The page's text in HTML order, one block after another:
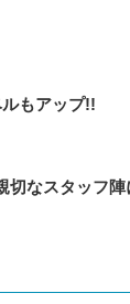
もアップ!!
切なスタッフ陣